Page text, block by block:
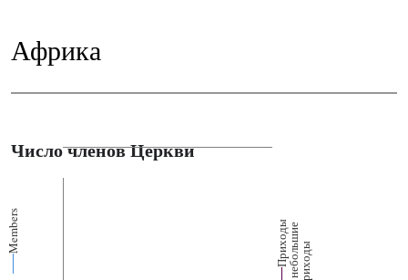
Африка
Число членов Церкви
Members П
р
их
о
д
ы
и
н
е
б
о
ль
ш
ие
п
р
и
х
о
ды